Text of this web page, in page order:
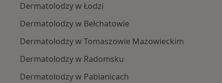
Dermatolodzy w Łodzi
Dermatolodzy w Bełchatowie
Dermatolodzy w Tomaszowie Mazowieckim
Dermatolodzy w Radomsku
Dermatolodzy w Pabianicach